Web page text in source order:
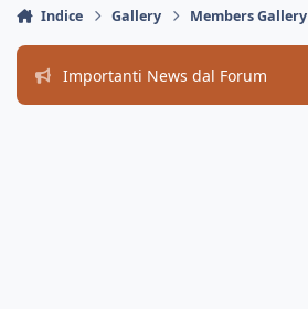
Indice Gallery Members Gallery
Importanti News dal Forum